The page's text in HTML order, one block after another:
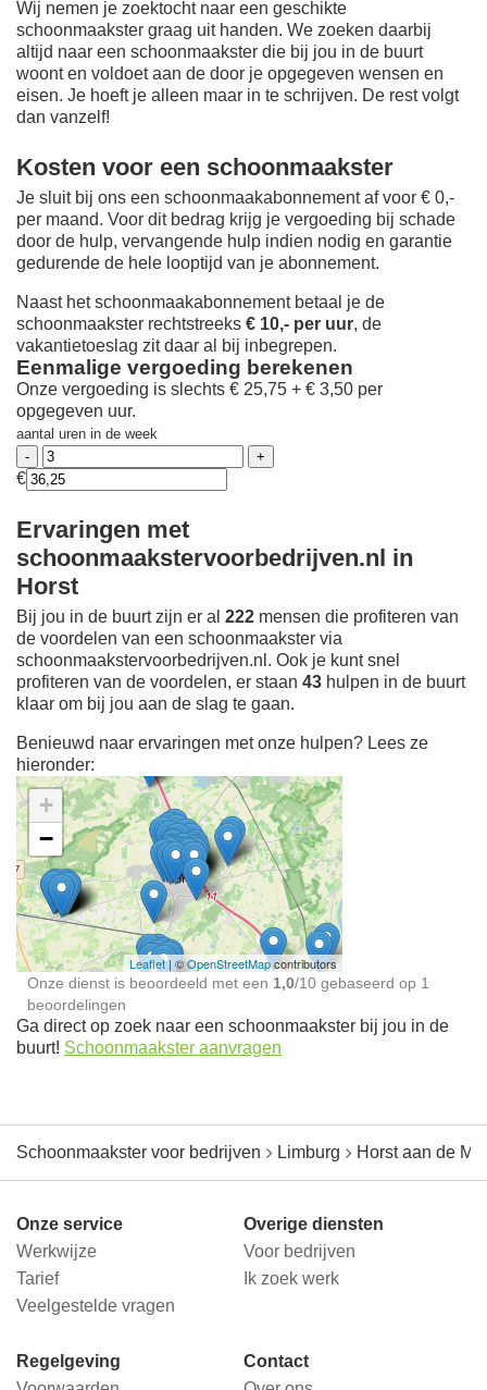
Wij nemen je zoektocht naar een geschikte
schoonmaakster graag uit handen. We zoeken daarbij
altijd naar een schoonmaakster die bij jou in de buurt
woont en voldoet aan de door je opgegeven wensen en
eisen. Je hoeft je alleen maar in te schrijven. De rest volgt
dan vanzelf!
Kosten voor een schoonmaakster
Je sluit bij ons een schoonmaakabonnement af voor € 0,-
per maand. Voor dit bedrag krijg je vergoeding bij schade
door de hulp, vervangende hulp indien nodig en garantie
gedurende de hele looptijd van je abonnement.
Naast het schoonmaakabonnement betaal je de
schoonmaakster rechtstreeks € 10,- per uur, de
vakantietoeslag zit daar al bij inbegrepen.
Eenmalige vergoeding berekenen
Onze vergoeding is slechts € 25,75 + € 3,50 per
opgegeven uur.
aantal uren in de week
€
Ervaringen met
schoonmaakstervoorbedrijven.nl in
Horst
Bij jou in de buurt zijn er al 222 mensen die profiteren van
de voordelen van een schoonmaakster via
schoonmaakstervoorbedrijven.nl. Ook je kunt snel
profiteren van de voordelen, er staan 43 hulpen in de buurt
klaar om bij jou aan de slag te gaan.
Benieuwd naar ervaringen met onze hulpen? Lees ze
hieronder:
Ontdek meer ervaringen
Schoonmaakster bij
jou in de buurt
+
−
Leaflet| ©OpenStreetMapcontributors
Onze dienst is beoordeeld met een 1,0/10 gebaseerd op 1
beoordelingen
Ga direct op zoek naar een schoonmaakster bij jou in de
buurt! Schoonmaakster aanvragen
Schoonmaakster voor bedrijven Limburg Horst aan de
Onze service
Werkwijze
Tarief
Veelgestelde vragen
Overige diensten
Voor bedrijven
Ik zoek werk
Regelgeving
Contact